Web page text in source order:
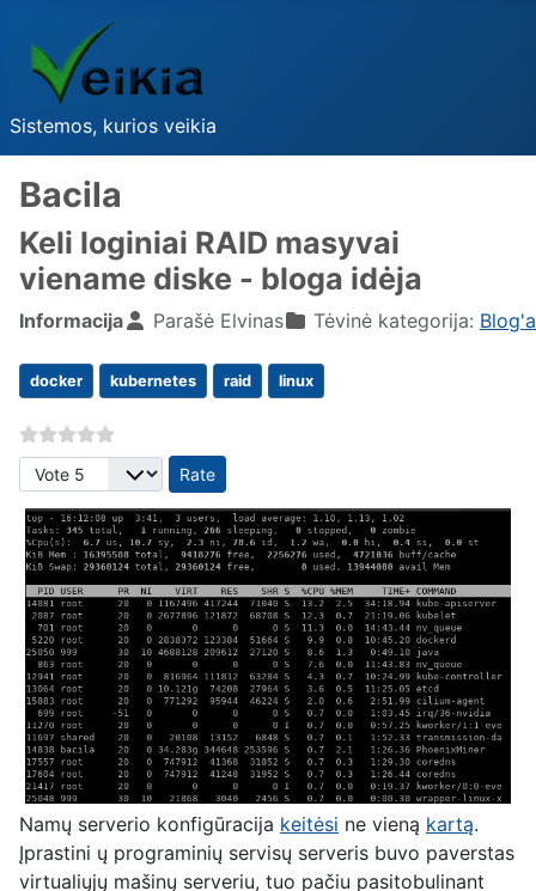
Sistemos, kurios veikia
Bacila
Keli loginiai RAID masyvai
viename diske - bloga idėja
Informacija Parašė Elvinas Tėvinė kategorija:
docker kubernetes raid linux
Please Rate
Namų serverio konfigūracija keitėsi ne vieną kartą.
Įprastini ų programinių servisų serveris buvo paverstas
virtualiųjų mašinų serveriu, tuo pačiu pasitobulinant